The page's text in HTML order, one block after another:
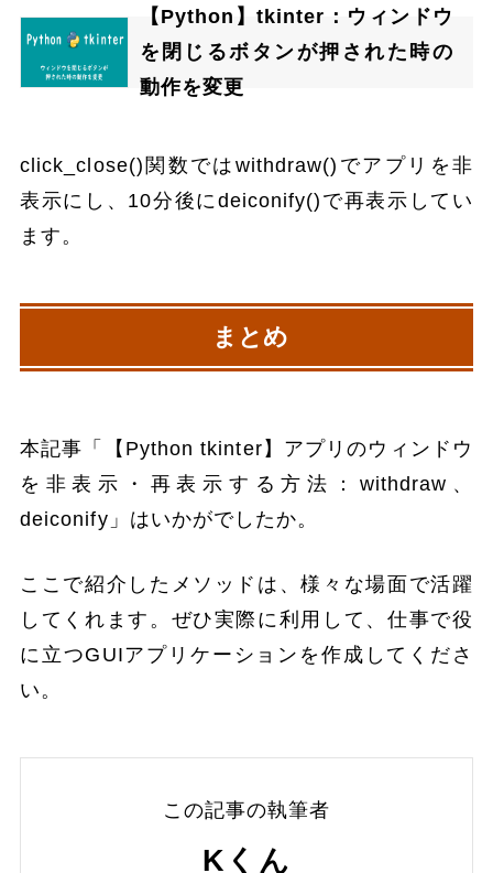
【Python】tkinter：ウィンドウ
を閉じるボタンが押された時の
動作を変更
click_close()関数ではwithdraw()でアプリを非
表示にし、10分後にdeiconify()で再表示してい
ます。
まとめ
本記事「【Python tkinter】アプリのウィンドウ
を非表示・再表示する方法：withdraw、
deiconify」はいかがでしたか。
ここで紹介したメソッドは、様々な場面で活躍
してくれます。ぜひ実際に利用して、仕事で役
に立つGUIアプリケーションを作成してくださ
い。
この記事の執筆者
Kくん